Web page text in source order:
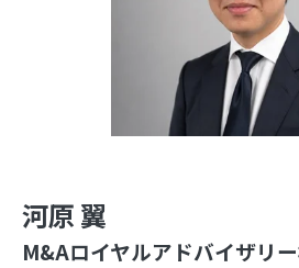
河原 翼
M&Aロイヤルアドバイザリ